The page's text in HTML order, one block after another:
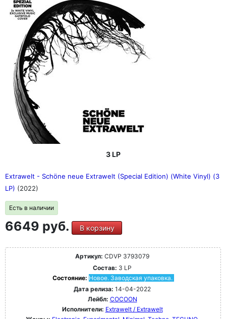
3 LP
Extrawelt - Schöne neue Extrawelt (Special Edition) (White Vinyl) (3
LP) (2022)
Есть в наличии
6649 руб. В корзину
Артикул: CDVP 3793079
Состав: 3 LP
Состояние: Новое. Заводская упаковка.
Дата релиза: 14-04-2022
Лейбл: COCOON
Исполнители: Extrawelt / Extrawelt